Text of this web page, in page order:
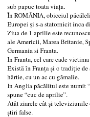
sub papuc toata viața.
În ROMÂNIA, obiceiul
Europei și s-a statornicit inca
Ziua de 1 aprilie este
ale Americii, Marea Britanie,
Germania si Franta.
In Franta, cel care cade
Există în Franța și o tradiție
hârtie, cu un ac cu gămalie.
În Anglia păcălitul este numit
spune “cuc de aprilie”.
Atât ziarele cât și televiziunile
știri false.